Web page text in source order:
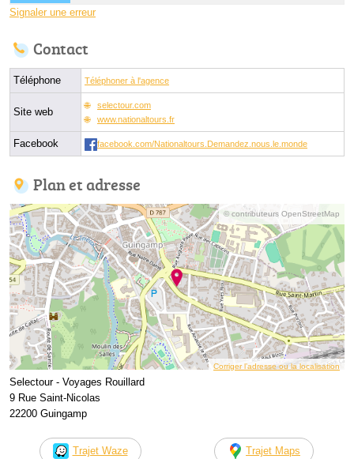
Signaler une erreur
Contact
Téléphone Téléphoner à l'agence
Site web
selectour.com
www.nationaltours.fr
Facebook facebook.com/Nationaltours.Demandez.nous.le.monde
Plan et adresse
© contributeurs OpenStreetMap
Corriger l’adresse ou la localisation
Selectour - Voyages Rouillard
9 Rue Saint-Nicolas
22200 Guingamp
Trajet Waze Trajet Maps